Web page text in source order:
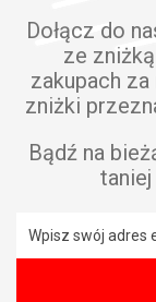
Dołącz do
ze
zakupach za
zniżki
Bądź na